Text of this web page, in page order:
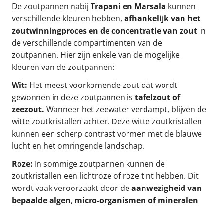
De zoutpannen nabij Trapani en Marsala kunnen
verschillende kleuren hebben, afhankelijk van het
zoutwinningproces en de concentratie van zout in
de verschillende compartimenten van de
zoutpannen. Hier zijn enkele van de mogelijke
kleuren van de zoutpannen:
Wit: Het meest voorkomende zout dat wordt
gewonnen in deze zoutpannen is tafelzout of
zeezout. Wanneer het zeewater verdampt, blijven de
witte zoutkristallen achter. Deze witte zoutkristallen
kunnen een scherp contrast vormen met de blauwe
lucht en het omringende landschap.
Roze: In sommige zoutpannen kunnen de
zoutkristallen een lichtroze of roze tint hebben. Dit
wordt vaak veroorzaakt door deaanwezigheid van
bepaalde algen, micro-organismen of mineralen